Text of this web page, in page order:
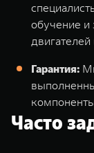
обучение и
двигателей
Гарантия:
Часто